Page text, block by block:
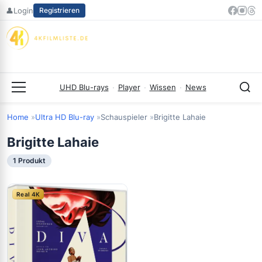
Zum
springen
👤Login Registrieren
UHD Blu-rays · Player · Wissen · News
Home Ultra HD Blu-ray Schauspieler Brigitte Lahaie
Brigitte Lahaie
1 Produkt
Real 4K